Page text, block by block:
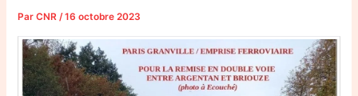
ParCNR/16 octobre 2023